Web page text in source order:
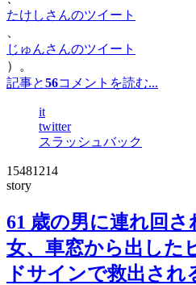
たけしさんのツイート
じゅんさんのツイート
）。
記事と56コメントを読む...
it
twitter
スラッシュバック
15481214
story
61 歳の男に連れ回さ
女、車窓から出した
ドサインで救出され